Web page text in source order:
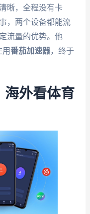
晰，全程没有卡
，两个设备都能流
流量的优势。他
番茄加速器，终于
海外看体育